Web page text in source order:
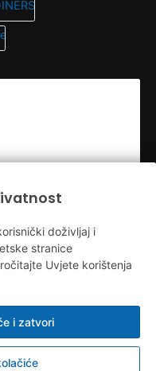
doživljaj i
stranice
Uvjete korištenja
i zatvori